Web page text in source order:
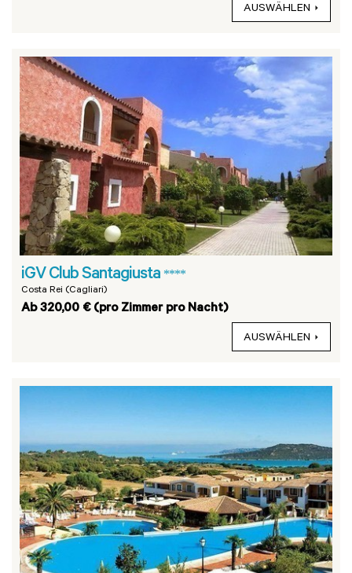
AUSWÄHLEN
iGV Club Santagiusta ****
Costa Rei (Cagliari)
Ab 320,00 € (pro Zimmer pro Nacht)
AUSWÄHLEN